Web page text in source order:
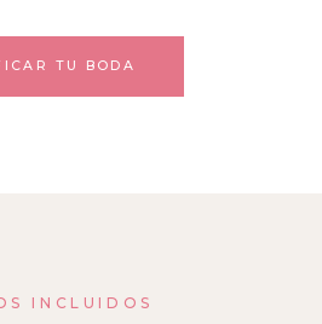
TU BODA
INCLUIDOS